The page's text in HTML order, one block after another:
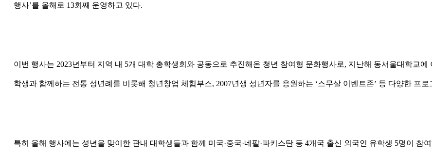
행사’를 올해로 13회째 운영하고 있다.
이번 행사는 2023년부터 지역 내 5개 대학 총학생회와 공동으로 추진해온 청년 참여형 문화행사로, 지난해 동서울대학교
학생과 함께하는 전통 성년례를 비롯해 청년창업 체험부스, 2007년생 성년자를 응원하는 ‘스무살 이벤트존’ 등 다양한 프
특히 올해 행사에는 성년을 맞이한 관내 대학생들과 함께 미국·중국·네팔·파키스탄 등 4개국 출신 외국인 유학생 5명이 참